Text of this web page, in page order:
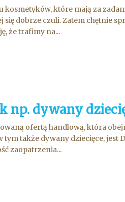
które mają za
się dobrze czuli. Zatem chętnie
że trafimy na...
np. dywany
ofertą handlową, która
także dywany dziecięce, jest
zaopatrzenia...